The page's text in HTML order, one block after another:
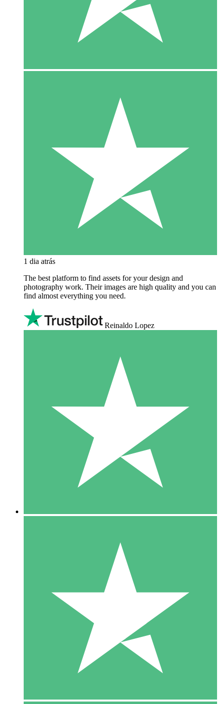
1 dia atrás
The best platform to find assets for your design and
photography work. Their images are high quality and you can
find almost everything you need.
Reinaldo Lopez